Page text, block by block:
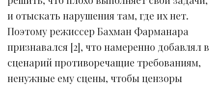
и отыскать нарушения там, где их нет.
Поэтому режиссер Бахман Фарманара
признавался [2], что намеренно добавлял в
сценарий противоречащие требованиям,
ненужные ему сцены, чтобы цензоры